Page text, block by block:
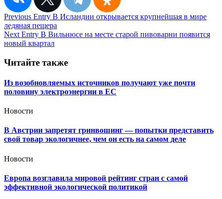
Навигация
по
записям
Previous Entry В Исландии открывается крупнейшая в мире
ледяная пещера
Next Entry В Вильнюсе на месте старой пивоварни появится
новый квартал
Читайте также
Из возобновляемых источников получают уже почти
половину электроэнергии в ЕС
Новости
В Австрии запретят гринвошинг — попытки представить
свой товар экологичнее, чем он есть на самом деле
Новости
Европа возглавила мировой рейтинг стран с самой
эффективной экологической политикой